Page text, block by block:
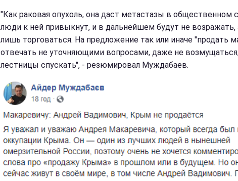
"Как раковая опухоль, она даст метастазы в общественном
люди к ней привыкнут, и в дальнейшем будут не возражать,
лишь торговаться. На предложение так или иначе "продать
отвечать не уточняющими вопросами, даже не
лестницы спускать", - резюмировал Муждабаев.